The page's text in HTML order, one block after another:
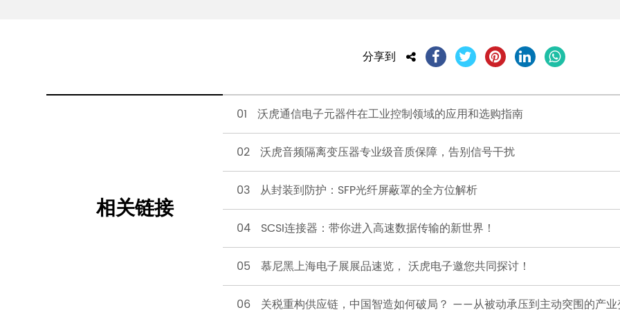
分享到
相关链接
01 沃虎通信电子元器件在工业控制领域的应用和选购指南
02 沃虎音频隔离变压器专业级音质保障，告别信号干扰
03 从封装到防护：SFP光纤屏蔽罩的全方位解析
04 SCSI连接器：带你进入高速数据传输的新世界！
05 慕尼黑上海电子展展品速览， 沃虎电子邀您共同探讨！
06 关税重构供应链，中国智造如何破局？ ——从被动承压到主动突围的产业